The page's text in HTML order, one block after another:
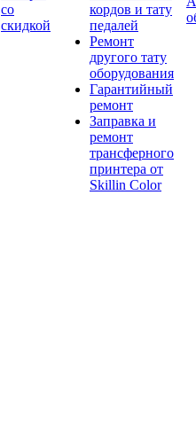
со
скидкой
кордов и тату
педалей
Ремонт
другого тату
оборудования
Гарантийный
ремонт
Заправка и
ремонт
трансферного
принтера от
Skillin Color